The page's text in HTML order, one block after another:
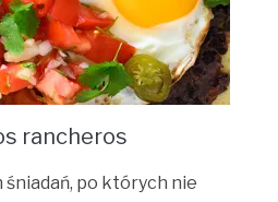
rancheros
śniadań, po których nie